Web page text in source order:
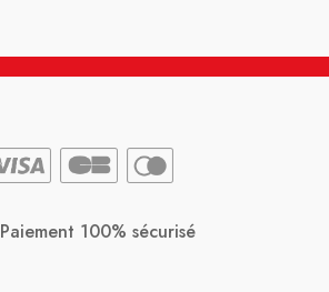
Paiement 100% sécurisé